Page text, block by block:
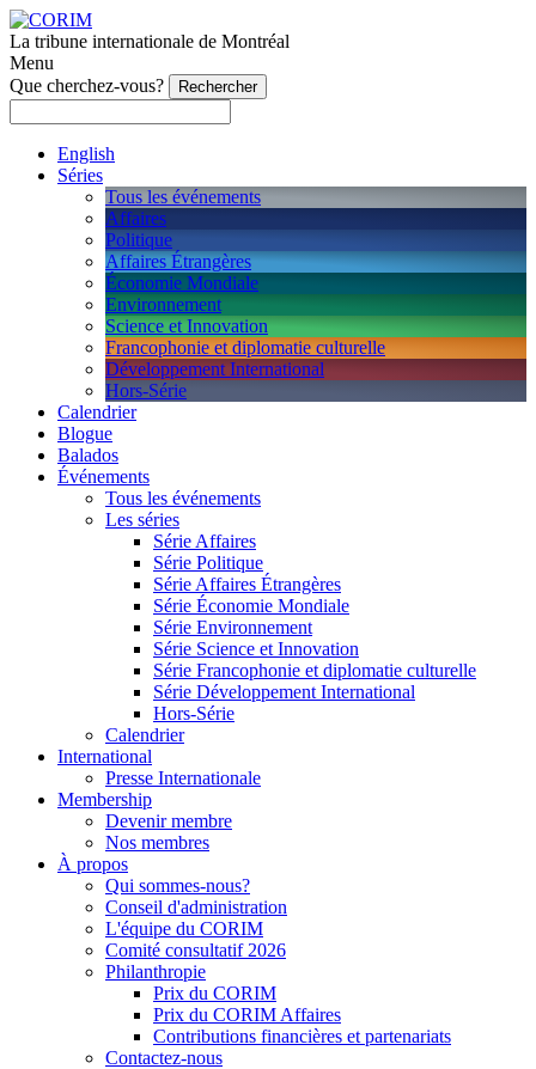
La tribune internationale de Montréal
Menu
Que cherchez-vous?
English
Séries
Tous les événements
Affaires
Politique
Affaires Étrangères
Économie Mondiale
Environnement
Science et Innovation
Francophonie et diplomatie culturelle
Développement International
Hors-Série
Calendrier
Blogue
Balados
Événements
Tous les événements
Les séries
Série Affaires
Série Politique
Série Affaires Étrangères
Série Économie Mondiale
Série Environnement
Série Science et Innovation
Série Francophonie et diplomatie culturelle
Série Développement International
Hors-Série
Calendrier
International
Presse Internationale
Membership
Devenir membre
Nos membres
À propos
Qui sommes-nous?
Conseil d'administration
L'équipe du CORIM
Comité consultatif 2026
Philanthropie
Prix du CORIM
Prix du CORIM Affaires
Contributions financières et partenariats
Contactez-nous